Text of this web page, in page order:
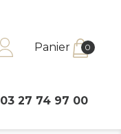
Panier 0
03 27 74 97 00